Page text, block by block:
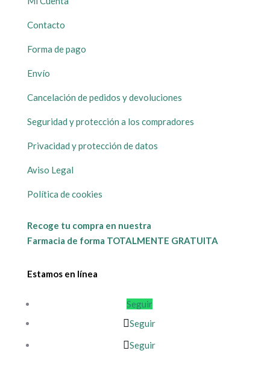
Contacto
Forma de pago
Envío
Cancelación de pedidos y devoluciones
Seguridad y protección a los compradores
Privacidad y protección de datos
Aviso Legal
Política de cookies
Recoge tu compra en nuestra
Farmacia de forma TOTALMENTE GRATUITA
Estamos en línea
Seguir
Seguir
Seguir